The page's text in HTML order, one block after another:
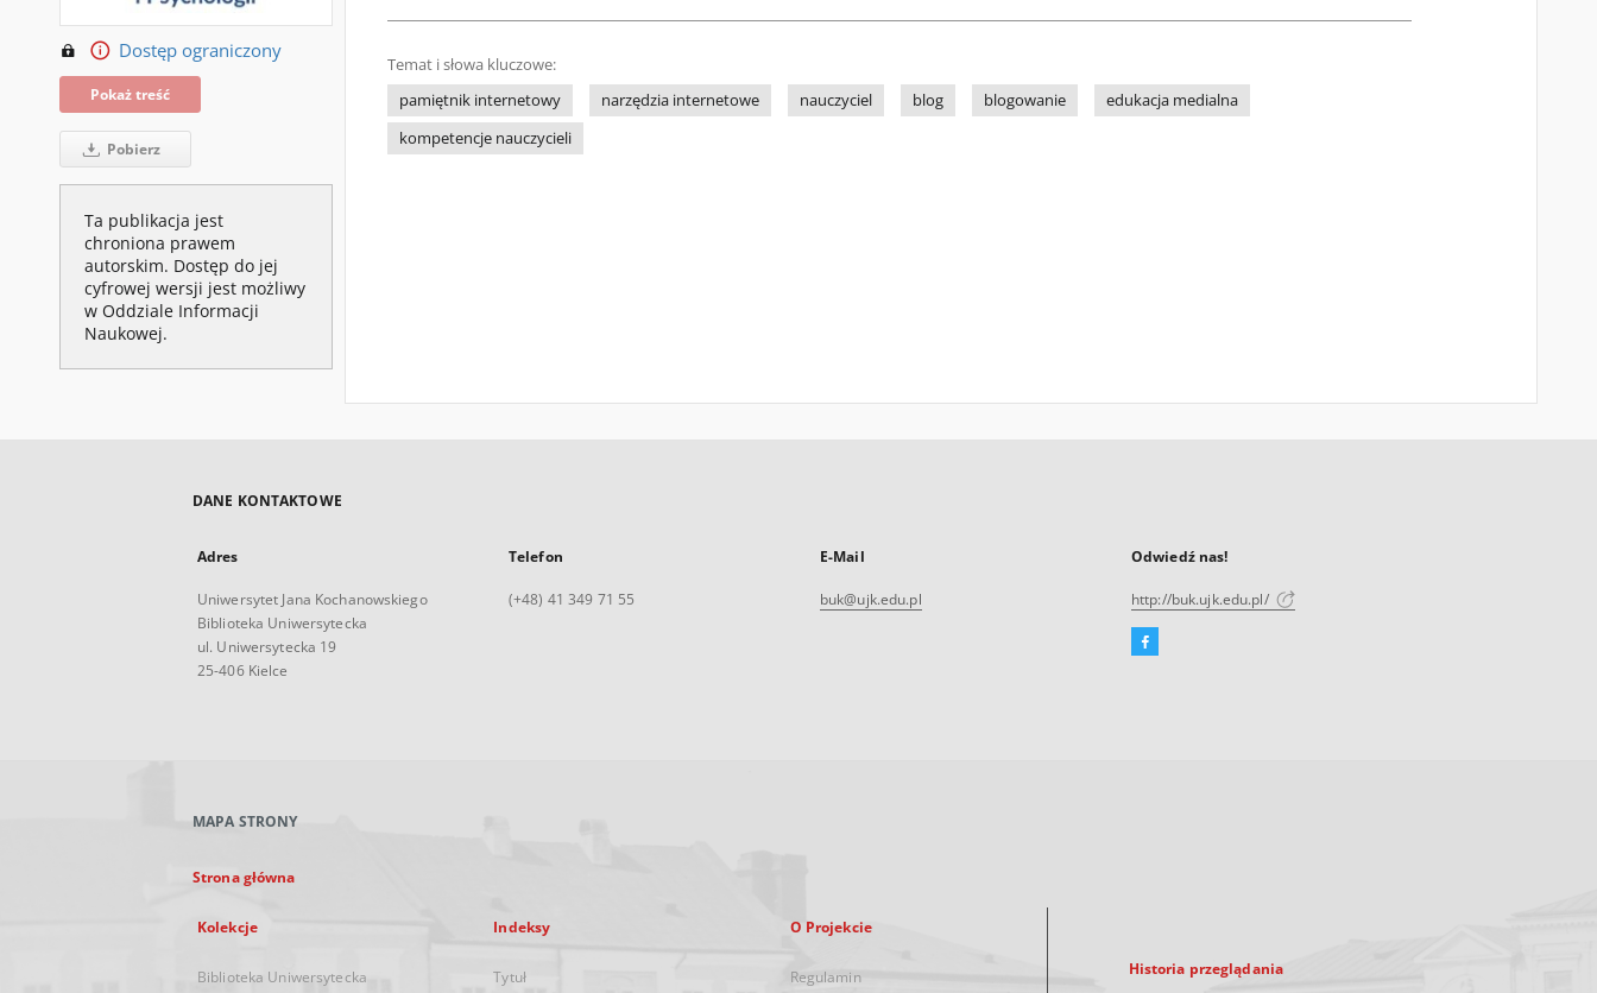
Dostęp ograniczony
Pokaż treść
Pobierz
Ta publikacja jest
chroniona prawem
autorskim. Dostęp do jej
cyfrowej wersji jest możliwy
w Oddziale Informacji
Naukowej.
Temat i słowa kluczowe:
pamiętnik internetowy
narzędzia internetowe nauczyciel blog blogowanie
edukacja medialna
kompetencje nauczycieli
DANE KONTAKTOWE
Adres
Uniwersytet Jana Kochanowskiego
Biblioteka Uniwersytecka
ul. Uniwersytecka 19
25-406 Kielce
Telefon
(+48) 41 349 71 55
E-Mail
buk@ujk.edu.pl
Odwiedź nas!
http://buk.ujk.edu.pl/
Facebook
MAPA STRONY
Strona główna
Kolekcje
Biblioteka Uniwersytecka
Indeksy
Tytuł
O Projekcie
Regulamin Historia przeglądania